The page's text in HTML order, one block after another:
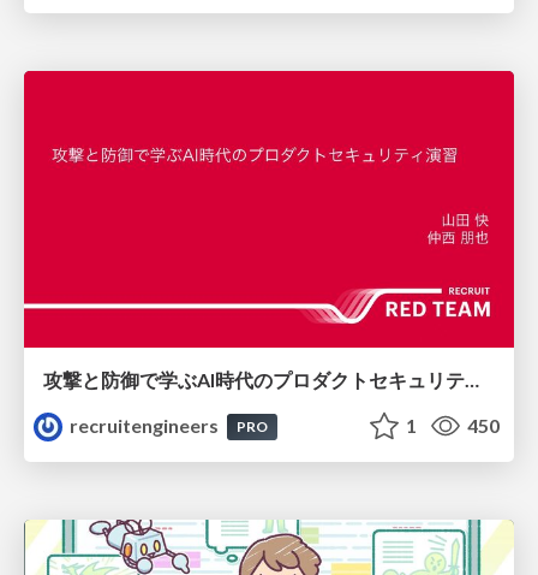
攻撃と防御で学ぶAI時代のプロダクトセキュリティ演習
recruitengineers
PRO 1 450